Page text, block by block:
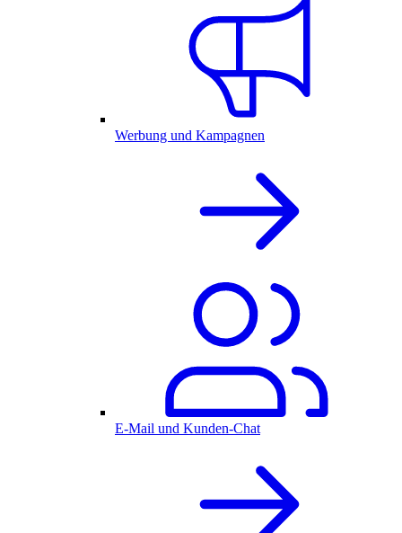
Werbung und Kampagnen
E-Mail und Kunden-Chat